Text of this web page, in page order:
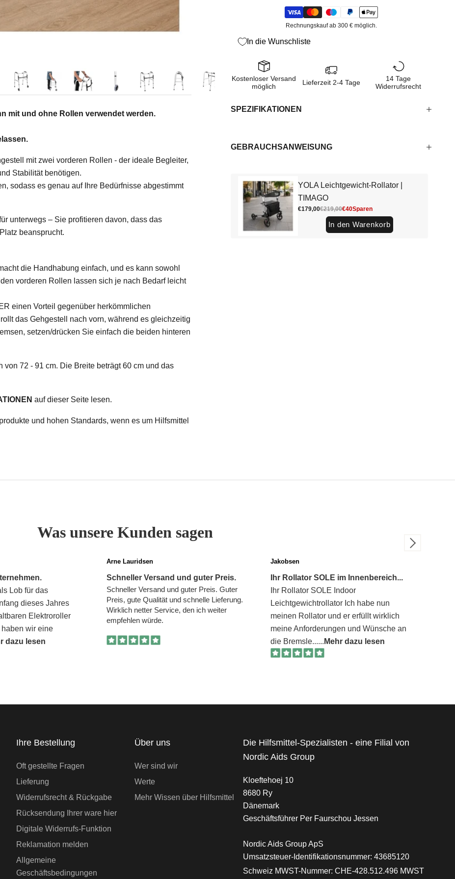
Rechnungskauf ab 300 € möglich.
In die Wunschliste
Kostenloser Versand
möglich
Lieferzeit 2-4 Tage
14 Tage
Widerrufsrecht
SPEZIFIKATIONEN
GEBRAUCHSANWEISUNG
YOLA Leichtgewicht-Rollator |
TIMAGO
Angebot
€179,00Regulärer Preis
€219,00 Sparen
€40
In den Warenkorb
mit und ohne Rollen verwendet werden.
mit zwei vorderen Rollen - der ideale Begleiter,
Stabilität benötigen.
sodass es genau auf Ihre Bedürfnisse abgestimmt
unterwegs – Sie profitieren davon, dass das
beansprucht.
die Handhabung einfach, und es kann sowohl
vorderen Rollen lassen sich je nach Bedarf leicht
einen Vorteil gegenüber herkömmlichen
das Gehgestell nach vorn, während es gleichzeitig
setzen/drücken Sie einfach die beiden hinteren
72 - 91 cm. Die Breite beträgt 60 cm und das
auf dieser Seite lesen.
und hohen Standards, wenn es um Hilfsmittel
Was unsere Kunden sagen
Lob für das
dieses Jahres
Elektroroller
wir eine
dazu lesen
Arne Lauridsen
Schneller Versand und guter Preis.
Schneller Versand und guter Preis. Guter
Preis, gute Qualität und schnelle Lieferung.
Wirklich netter Service, den ich weiter
empfehlen würde.
Jakobsen
Ihr Rollator SOLE im Innenbereich...
Ihr Rollator SOLE Indoor
Leichtgewichtrollator Ich habe nun
meinen Rollator und er erfüllt wirklich
meine Anforderungen und Wünsche an
die Bremsle...... Mehr dazu lesen
Ihre Bestellung
Oft gestellte Fragen
Lieferung
Widerrufsrecht & Rückgabe
Rücksendung Ihrer ware hier
Digitale Widerrufs-Funktion
Reklamation melden
Allgemeine
Geschäftsbedingungen
Über uns
Wer sind wir
Werte
Mehr Wissen über Hilfsmittel
Die Hilfsmittel-Spezialisten - eine Filial von
Nordic Aids Group
Kloeftehoej 10
8680 Ry
Dänemark
Geschäftsführer Per Faurschou Jessen
Nordic Aids Group ApS
Umsatzsteuer-Identifikationsnummer: 43685120
Schweiz MWST-Nummer: CHE-428.512.496 MWST